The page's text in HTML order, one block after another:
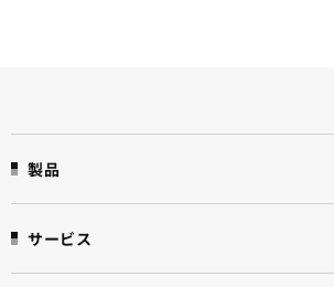
製品
サービス